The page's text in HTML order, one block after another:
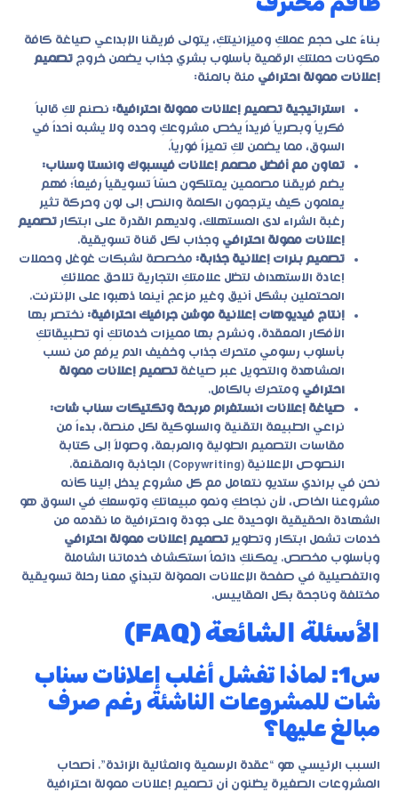
بناءً على حجم عملكِ وميزانيتكِ، يتولى فريقنا الإبداعي صياغة كافة
مكونات حملتكِ الرقمية بأسلوب بشري جذاب يضمن خروج تصميم
إعلانات ممولة احترافي مئة بالمئة:
استراتيجية تصميم إعلانات ممولة احترافية: نصنع لكِ قالباً
فكرياً وبصرياً فريداً يخص مشروعكِ وحده ولا يشبه أحداً في
السوق، مما يضمن لكِ تميزاً فورياً.
تعاون مع أفضل مصمم إعلانات فيسبوك وانستا وسناب:
يضم فريقنا مصممين يمتلكون حسّاً تسويقياً رفيعاً؛ فهم
يعلمون كيف يترجمون الكلمة والنص إلى لون وحركة تثير
رغبة الشراء لدى المستهلك، ولديهم القدرة على ابتكار تصميم
إعلانات ممولة احترافي وجذاب لكل قناة تسويقية.
تصميم بنرات إعلانية جذابة: مخصصة لشبكات غوغل وحملات
إعادة الاستهداف لتظل علامتكِ التجارية تلاحق عملائكِ
المحتملين بشكل أنيق وغير مزعج أينما ذهبوا على الإنترنت.
إنتاج فيديوهات إعلانية موشن جرافيك احترافية: نختصر بها
الأفكار المعقدة، ونشرح بها مميزات خدماتكِ أو تطبيقاتكِ
بأسلوب رسومي متحرك جذاب وخفيف الدم يرفع من نسب
المشاهدة والتحويل عبر صياغة تصميم إعلانات ممولة
احترافي ومتحرك بالكامل.
صياغة إعلانات انستغرام مربحة وتكتيكات سناب شات:
نراعي الطبيعة التقنية والسلوكية لكل منصة، بدءاً من
مقاسات التصميم الطولية والمربعة، وصولاً إلى كتابة
النصوص الإعلانية (Copywriting) الجاذبة والمقنعة.
نحن في براندي ستديو نتعامل مع كل مشروع يدخل إلينا كأنه
مشروعنا الخاص، لأن نجاحكِ ونمو مبيعاتكِ وتوسعكِ في السوق هو
الشهادة الحقيقية الوحيدة على جودة واحترافية ما نقدمه من
خدمات تشمل ابتكار وتطوير تصميم إعلانات ممولة احترافي
وبأسلوب مخصص. يمكنكِ دائماً استكشاف خدماتنا الشاملة
والتفصيلية في صفحة الإعلانات المموّلة لتبدأي معنا رحلة تسويقية
مختلفة وناجحة بكل المقاييس.
الأسئلة الشائعة (FAQ)
س1: لماذا تفشل أغلب إعلانات سناب
شات للمشروعات الناشئة رغم صرف
مبالغ عليها؟
السبب الرئيسي هو “عقدة الرسمية والمثالية الزائدة”. أصحاب
المشروعات الصغيرة يظنون أن تصميم إعلانات ممولة احترافية